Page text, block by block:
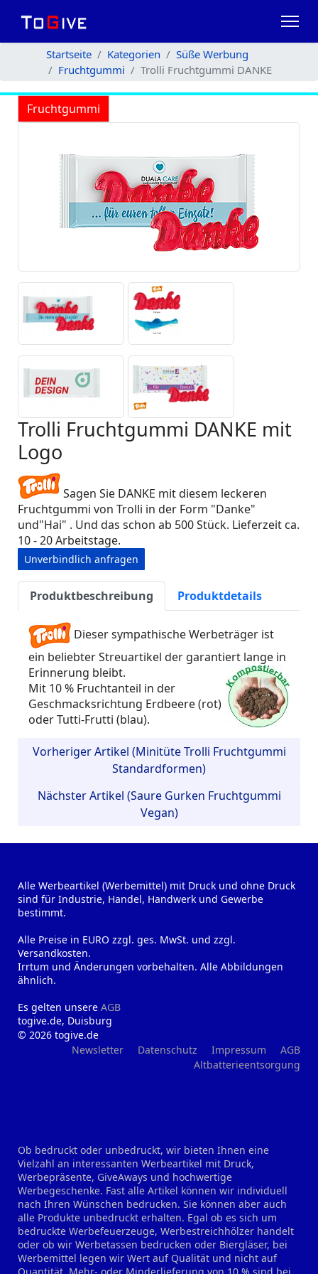
Startseite Kategorien
Süße Werbung
Fruchtgummi
Trolli Fruchtgummi DANKE
Fruchtgummi
Trolli Fruchtgummi DANKE mit
Logo
Sagen Sie DANKE mit diesem leckeren
Fruchtgummi von Trolli in der Form "Danke"
und"Hai" . Und das schon ab 500 Stück. Lieferzeit ca.
10 - 20 Arbeitstage.
Unverbindlich anfragen
Produktbeschreibung Produktdetails
Dieser sympathische Werbeträger ist
ein beliebter Streuartikel der garantiert lange in
Erinnerung bleibt.
Mit 10 % Fruchtanteil in der
Geschmacksrichtung Erdbeere (rot)
oder Tutti-Frutti (blau).
Vorheriger Artikel (Minitüte Trolli Fruchtgummi
Standardformen)
Nächster Artikel (Saure Gurken Fruchtgummi
Vegan)
Alle Werbeartikel (Werbemittel) mit Druck und ohne Druck
sind für Industrie, Handel, Handwerk und Gewerbe
bestimmt.
Alle Preise in EURO zzgl. ges. MwSt. und zzgl.
Versandkosten.
Irrtum und Änderungen vorbehalten. Alle Abbildungen
ähnlich.
Es gelten unsere AGB
togive.de, Duisburg
© 2026 togive.de
Newsletter
Datenschutz Impressum
AGB
Altbatterieentsorgung
Ob bedruckt oder unbedruckt, wir bieten Ihnen eine
Vielzahl an interessanten Werbeartikel mit Druck,
Werbepräsente, GiveAways und hochwertige
Werbegeschenke. Fast alle Artikel können wir individuell
nach Ihren Wünschen bedrucken. Sie können aber auch
alle Produkte unbedruckt erhalten. Egal ob es sich um
bedruckte Werbefeuerzeuge, Werbestreichhölzer handelt
oder ob wir Werbetassen bedrucken oder Biergläser, bei
Werbemittel legen wir Wert auf Qualität und nicht auf